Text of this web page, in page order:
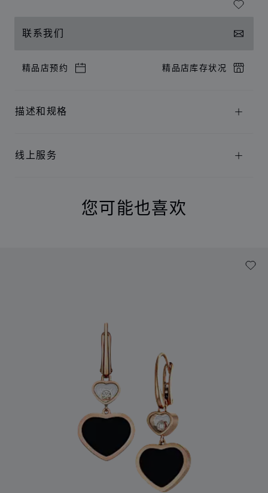
联系我们
精品店预约 精品店库存状况
描述和规格
线上服务
您可能也喜欢